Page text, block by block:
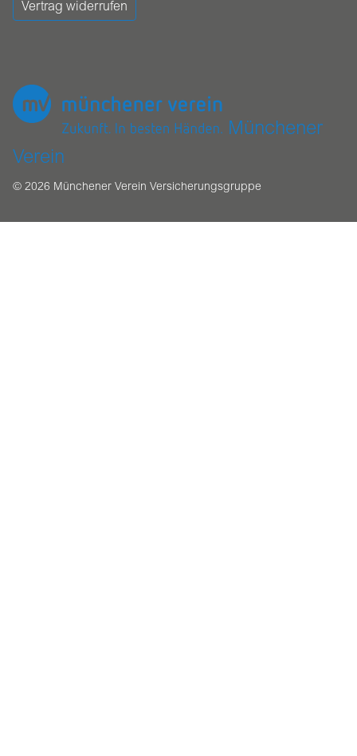
Vertrag widerrufen
Münchener
Verein
© 2026 Münchener Verein Versicherungsgruppe